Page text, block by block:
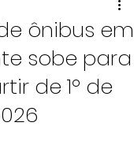
ônibus em
sobe para
de 1º de